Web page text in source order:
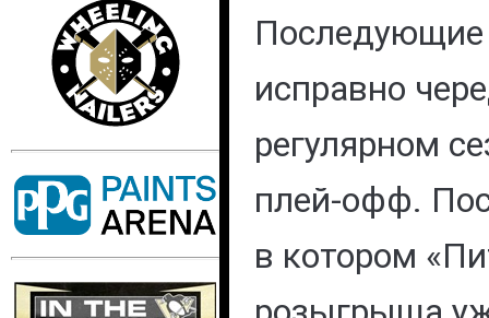
исправно
регулярном
плей-офф.
в котором